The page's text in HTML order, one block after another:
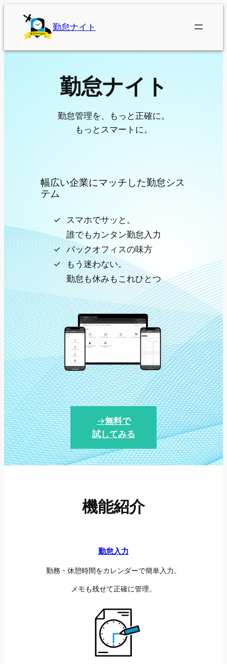
ス
勤怠ナイト
勤怠ナイト
勤怠管理を、もっと正確に。
もっとスマートに。
幅広い企業にマッチした勤怠シス
テム
スマホでサッと。
誰でもカンタン勤怠入力
バックオフィスの味方
もう迷わない。
勤怠も休みもこれひとつ
→無料で
試してみる
機能紹介
勤怠入力
勤務・休憩時間をカレンダーで簡単入力。
メモも残せて正確に管理。